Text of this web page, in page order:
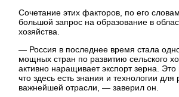
Сочетание этих факторов, по его
большой запрос на образование в
хозяйства.
— Россия в последнее время стала
мощных стран по развитию сельского
активно наращивает экспорт зерна. Это
что здесь есть знания и технологии для
важнейшей отрасли, — заверил он.